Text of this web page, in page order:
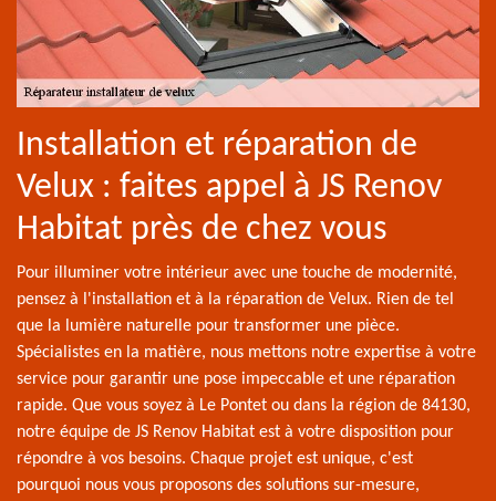
Installation et réparation de
Velux : faites appel à JS Renov
Habitat près de chez vous
Pour illuminer votre intérieur avec une touche de modernité,
pensez à l'installation et à la réparation de Velux. Rien de tel
que la lumière naturelle pour transformer une pièce.
Spécialistes en la matière, nous mettons notre expertise à votre
service pour garantir une pose impeccable et une réparation
rapide. Que vous soyez à Le Pontet ou dans la région de 84130,
notre équipe de JS Renov Habitat est à votre disposition pour
répondre à vos besoins. Chaque projet est unique, c'est
pourquoi nous vous proposons des solutions sur-mesure,